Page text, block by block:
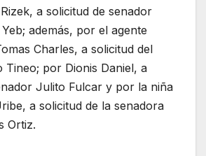
a solicitud de senador
además, por el agente
Charles, a solicitud del
Tineo; por Dionis Daniel, a
Julito Fulcar y por la niña
a solicitud de la senadora
Ortiz.